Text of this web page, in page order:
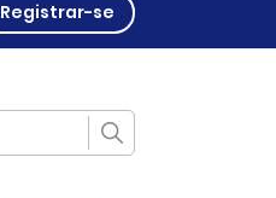
Registrar-se